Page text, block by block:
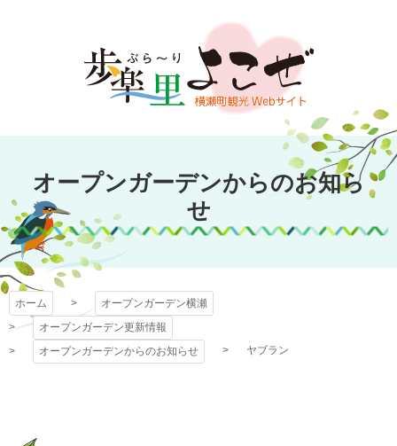
文
キ
プ
オープンガーデン
横瀬
オープンガーデンからのお知ら
せ
ホーム
オープンガーデン横瀬
オープンガーデン更新情報
オープンガーデンからのお知らせ
ヤブラン